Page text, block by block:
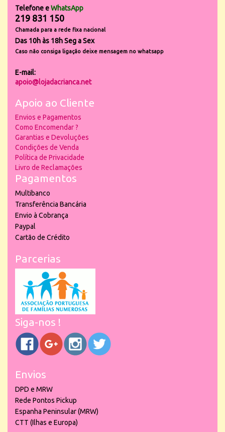
Telefone eWhatsApp
219 831 150
Chamada para a rede fixa nacional
Das 10h às 18h Seg a Sex
Caso não consiga ligação deixe mensagem no whatsapp
E-mail:
apoio@lojadacrianca.net
Apoio ao Cliente
Envios e Pagamentos
Como Encomendar ?
Garantias e Devoluções
Condições de Venda
Política de Privacidade
Livro de Reclamações
Pagamentos
Multibanco
Transferência Bancária
Envio à Cobrança
Paypal
Cartão de Crédito
Parcerias
Siga-nos !
Envios
DPD e MRW
Rede Pontos Pickup
Espanha Peninsular (MRW)
CTT (Ilhas e Europa)